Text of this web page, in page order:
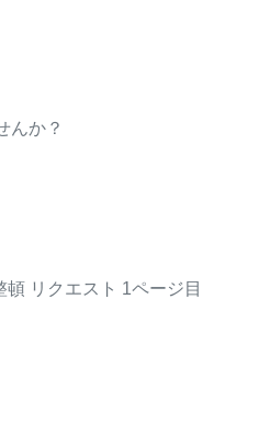
んか？
頓 リクエスト 1ページ目